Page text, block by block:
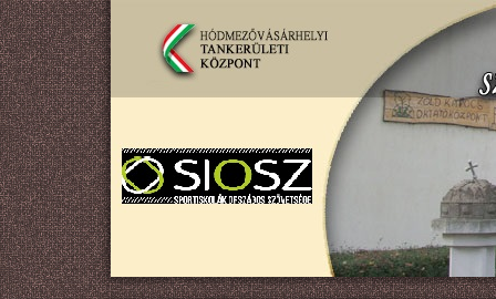
Ugrás a tartalomra